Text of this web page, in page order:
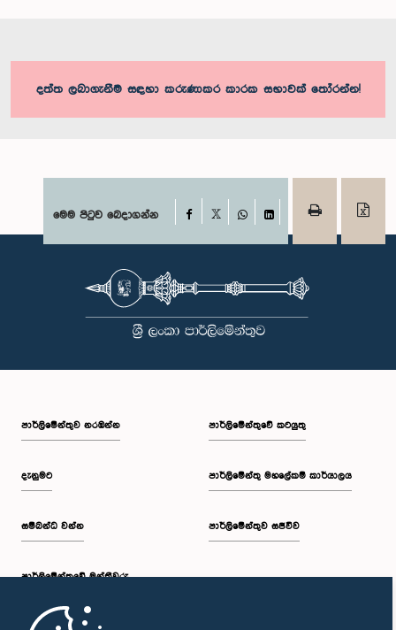
දත්ත ලබාගැනීම සඳහා කරුණාකර කාරක සභාවක් තෝරන්න!
මෙම පිටුව බෙදාගන්න Facebook
WhatsAppLinkedIn
පාර්ලි‌මේන්තුව නරඹන්න
දැනුමට
සම්බන්ධ වන්න
පාර්ලි‌මේන්තුවේ මන්ත්‍රීවරු
මුල් පිටුව
පාර්ලිමේන්තුවේ කටයුතු
පාර්ලිමේන්තු මහලේකම් කාර්යාලය
පාර්ලිමේන්තුව සජීවීව